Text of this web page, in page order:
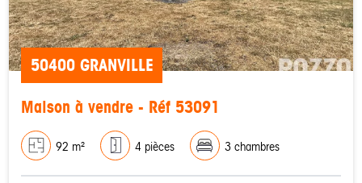
50400 GRANVILLE
Maison à vendre - Réf 53091
92 m² 4 pièces 3 chambres